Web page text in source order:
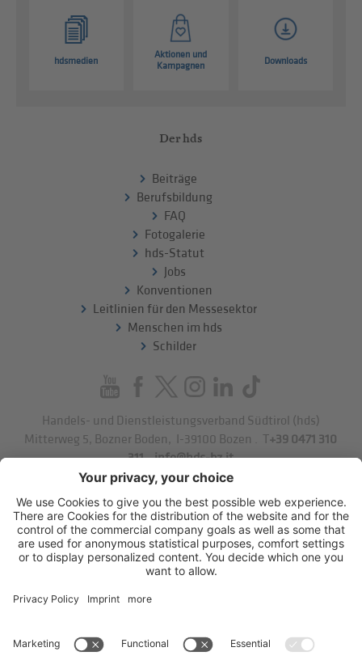
hdsmedien
Aktionen und
Kampagnen
Downloads
Der hds
Beiträge
Berufsbildung
FAQ
Fotogalerie
hds-Statut
Jobs
Konventionen
Leitlinien für den Messesektor
Menschen im hds
Schilder
Handels- und Dienstleistungsverband Südtirol (hds)
Mitterweg 5, Bozner Boden
I-39100 Bozen . T+39 0471 310
311.info@hds-bz.it
Impressum
Datenschutzerklärung
Cookie-Einstellungen
Sitemap